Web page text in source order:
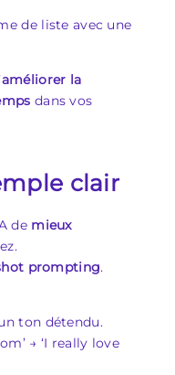
de liste avec une
améliorer la
dans vos
clair
de mieux
prompting.
ton détendu.
→ ‘I really love